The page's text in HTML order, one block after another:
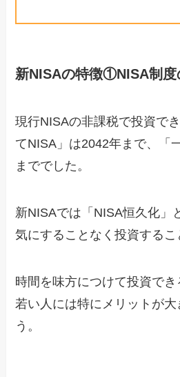
新NISAの特徴①NISA制度
現行NISAの非課税で投資で
てNISA」は2042年まで、「
まででした。
新NISAでは「NISA恒久化」
気にすることなく投資するこ
時間を味方につけて投資でき
若い人には特にメリットが大
う。